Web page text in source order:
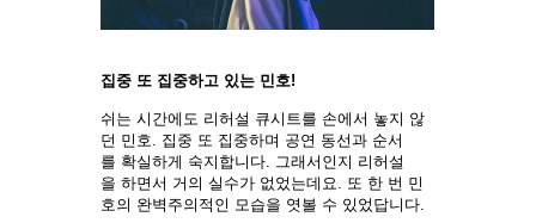
집중 또 집중하고 있는 민호!
쉬는 시간에도 리허설 큐시트를 손에서 놓지 않
던 민호. 집중 또 집중하며 공연 동선과 순서
를 확실하게 숙지합니다. 그래서인지 리허설
을 하면서 거의 실수가 없었는데요. 또 한 번 민
호의 완벽주의적인 모습을 엿볼 수 있었답니다.